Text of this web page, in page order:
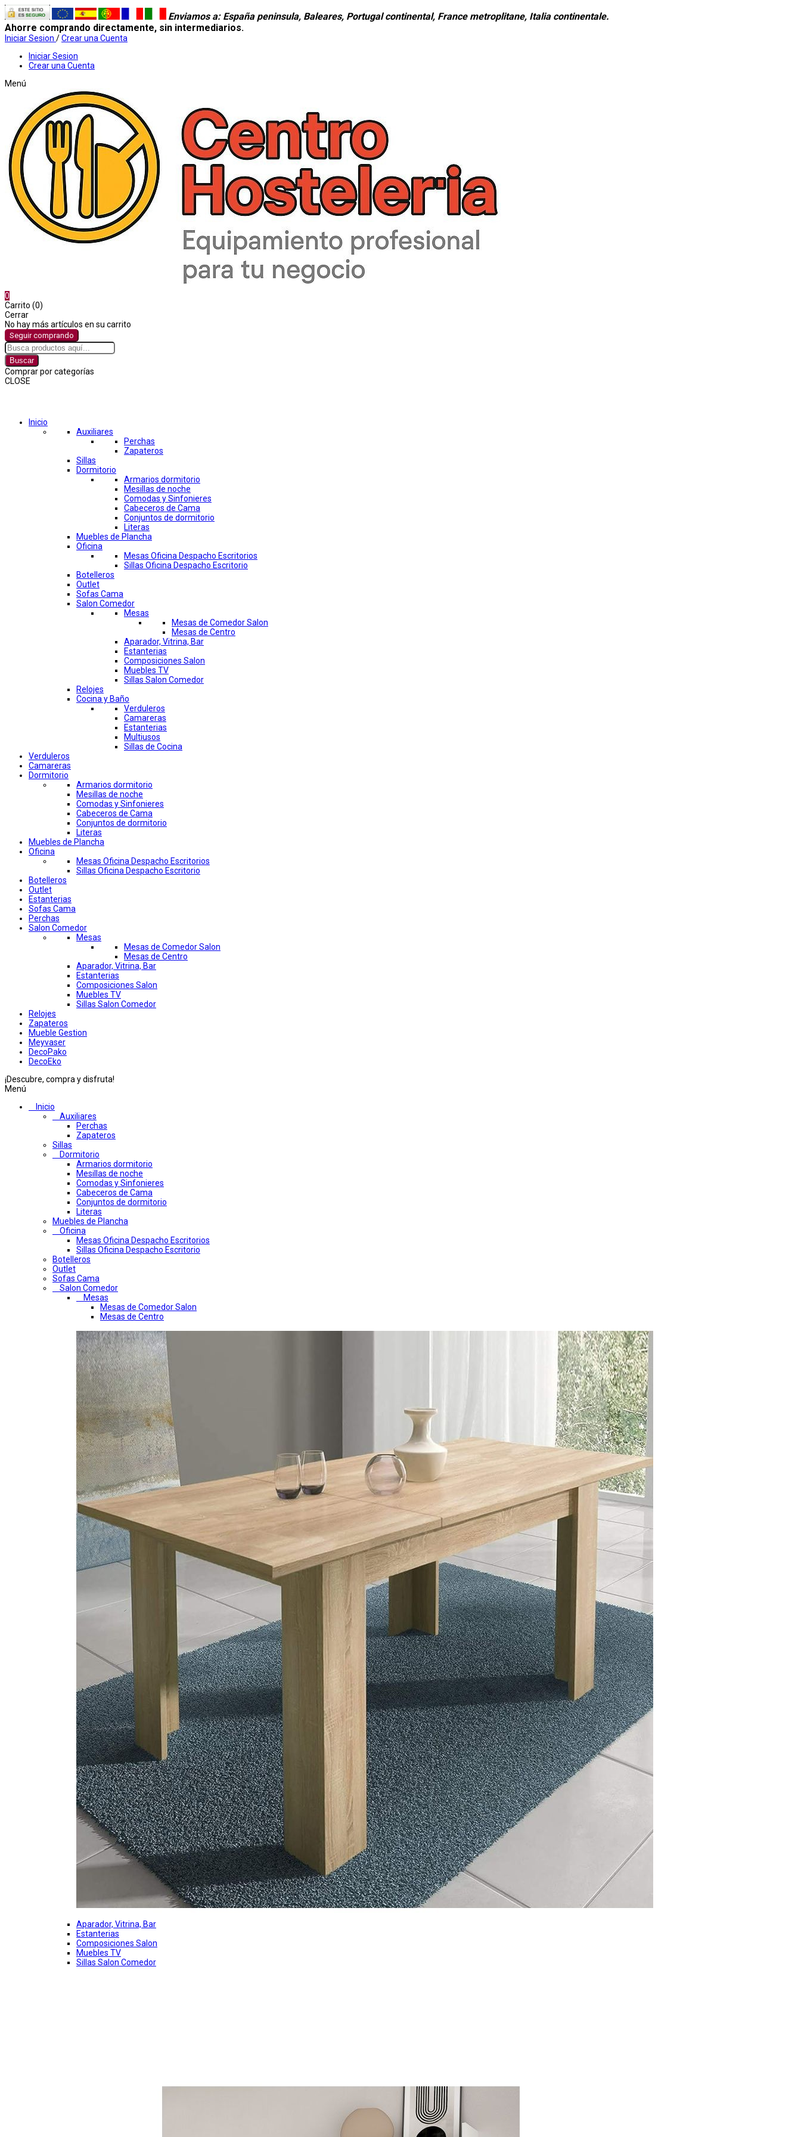
Enviamos a: España peninsula, Baleares, Portugal continental, France metroplitane, Italia continentale.
Ahorre comprando directamente, sin intermediarios.
Iniciar Sesion /Crear una Cuenta
Iniciar Sesion
Crear una Cuenta
Menú
0
Carrito (0)
Cerrar
No hay más artículos en su carrito
Seguir comprando
Buscar
Comprar por categorías
CLOSE
Inicio
Auxiliares
Perchas
Zapateros
Sillas
Dormitorio
Armarios dormitorio
Mesillas de noche
Comodas y Sinfonieres
Cabeceros de Cama
Conjuntos de dormitorio
Literas
Muebles de Plancha
Oficina
Mesas Oficina Despacho Escritorios
Sillas Oficina Despacho Escritorio
Botelleros
Outlet
Sofas Cama
Salon Comedor
Mesas
Mesas de Comedor Salon
Mesas de Centro
Aparador, Vitrina, Bar
Estanterias
Composiciones Salon
Muebles TV
Sillas Salon Comedor
Relojes
Cocina y Baño
Verduleros
Camareras
Estanterias
Multiusos
Sillas de Cocina
Verduleros
Camareras
Dormitorio
Armarios dormitorio
Mesillas de noche
Comodas y Sinfonieres
Cabeceros de Cama
Conjuntos de dormitorio
Literas
Muebles de Plancha
Oficina
Mesas Oficina Despacho Escritorios
Sillas Oficina Despacho Escritorio
Botelleros
Outlet
Estanterias
Sofas Cama
Perchas
Salon Comedor
Mesas
Mesas de Comedor Salon
Mesas de Centro
Aparador, Vitrina, Bar
Estanterias
Composiciones Salon
Muebles TV
Sillas Salon Comedor
Relojes
Zapateros
Mueble Gestion
Meyvaser
DecoPako
DecoEko
¡Descubre, compra y disfruta!
Menú
Inicio
Auxiliares
Perchas
Zapateros
Sillas
Dormitorio
Armarios dormitorio
Mesillas de noche
Comodas y Sinfonieres
Cabeceros de Cama
Conjuntos de dormitorio
Literas
Muebles de Plancha
Oficina
Mesas Oficina Despacho Escritorios
Sillas Oficina Despacho Escritorio
Botelleros
Outlet
Sofas Cama
Salon Comedor
Mesas
Mesas de Comedor Salon
Mesas de Centro
Aparador, Vitrina, Bar
Estanterias
Composiciones Salon
Muebles TV
Sillas Salon Comedor